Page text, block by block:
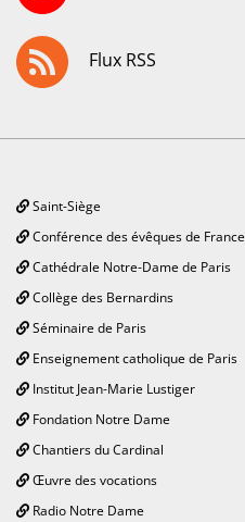
Flux RSS
Saint-Siège
Conférence des évêques de France
Cathédrale Notre-Dame de Paris
Collège des Bernardins
Séminaire de Paris
Enseignement catholique de Paris
Institut Jean-Marie Lustiger
Fondation Notre Dame
Chantiers du Cardinal
Œuvre des vocations
Radio Notre Dame